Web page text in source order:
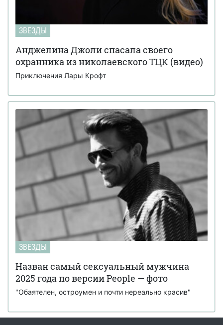
ЗВЕЗДЫ
Анджелина Джоли спасала своего
охранника из николаевского ТЦК (видео)
Приключения Лары Крофт
ЗВЕЗДЫ
Назван самый сексуальный мужчина
2025 года по версии People — фото
"Обаятелен, остроумен и почти нереально красив"